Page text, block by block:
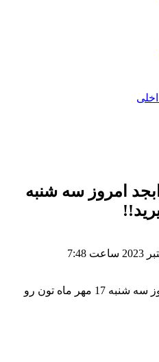
امروز سه شنبه